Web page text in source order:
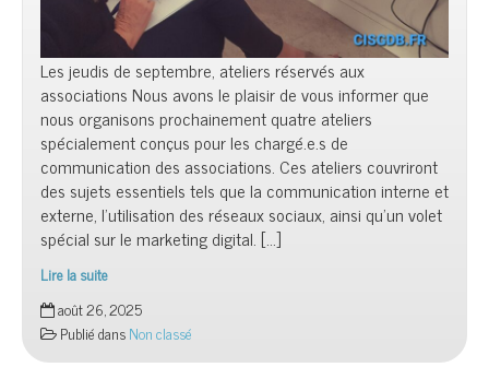
Les jeudis de septembre, ateliers réservés aux
associations Nous avons le plaisir de vous informer que
nous organisons prochainement quatre ateliers
spécialement conçus pour les chargé.e.s de
communication des associations. Ces ateliers couvriront
des sujets essentiels tels que la communication interne et
externe, l’utilisation des réseaux sociaux, ainsi qu’un volet
spécial sur le marketing digital. […]
Lire la suite
Comm’Asso
août 26, 2025
Publié dansNon classé